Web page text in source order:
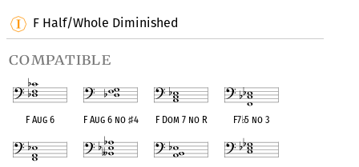
F Half/Whole Diminished
compatible
F Aug 6 F Aug 6 no ♯4 F Dom 7 no R F7♭5 no 3